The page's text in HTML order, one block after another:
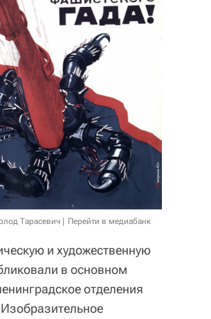
Тарасевич Перейти в медиабанк
и художественную
в основном
отделения